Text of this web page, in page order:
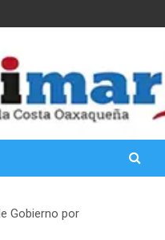
Gobierno por